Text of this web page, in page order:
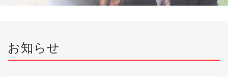
お知らせ